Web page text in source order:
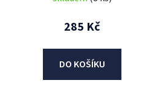
285 Kč
DO KOŠÍKU